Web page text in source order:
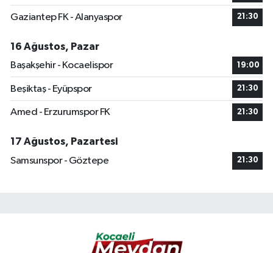
Gaziantep FK - Alanyaspor 21:30
16 Ağustos, Pazar
Başakşehir - Kocaelispor
19:00
Beşiktaş - Eyüpspor 21:30
Amed - Erzurumspor FK 21:30
17 Ağustos, Pazartesi
Samsunspor - Göztepe
21:30